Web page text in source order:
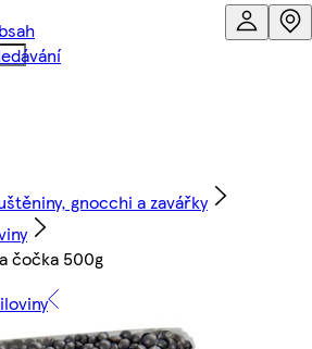
gnocchi a zavářky
čočka 500g